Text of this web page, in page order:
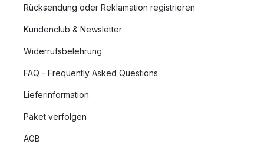
Rücksendung oder Reklamation registrieren
Kundenclub & Newsletter
Widerrufsbelehrung
FAQ - Frequently Asked Questions
Lieferinformation
Paket verfolgen
AGB